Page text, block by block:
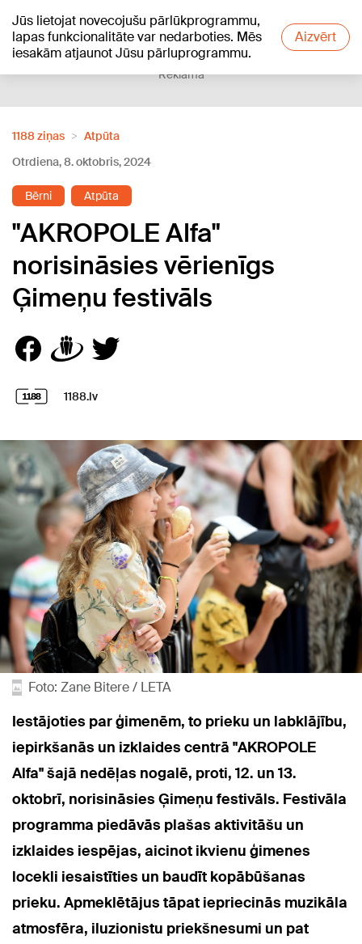
Jūs lietojat novecojušu pārlūkprogrammu,
lapas funkcionalitāte var nedarboties. Mēs
iesakām atjaunot Jūsu pārluprogrammu.
Aizvērt
+23°C
Reklāma
1188 ziņas
Atpūta
Otrdiena, 8. oktobris, 2024
Bērni Atpūta
"AKROPOLE Alfa"
norisināsies vērienīgs
Ģimeņu festivāls
1188.lv
Foto: Zane Bitere / LETA
Iestājoties par ģimenēm, to prieku un labklājību,
iepirkšanās un izklaides centrā "AKROPOLE
Alfa" šajā nedēļas nogalē, proti, 12. un 13.
oktobrī, norisināsies Ģimeņu festivāls. Festivāla
programma piedāvās plašas aktivitāšu un
izklaides iespējas, aicinot ikvienu ģimenes
locekli iesaistīties un baudīt kopābūšanas
prieku. Apmeklētājus tāpat iepriecinās muzikāla
atmosfēra, iluzionistu priekšnesumi un pat